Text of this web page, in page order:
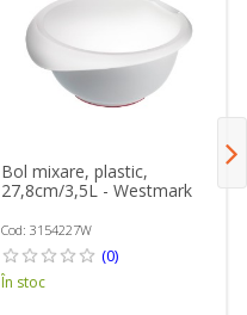
Bol mixare, plastic,
27,8cm/3,5L - Westmark
Cod: 3154227W
(0)
În stoc